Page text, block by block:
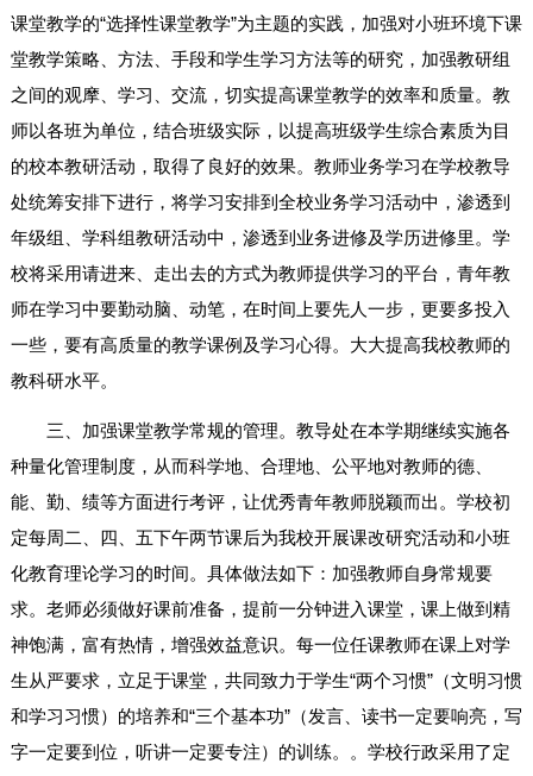
课堂教学的“选择性课堂教学”为主题的实践，加强对小班环境下课
堂教学策略、方法、手段和学生学习方法等的研究，加强教研组
之间的观摩、学习、交流，切实提高课堂教学的效率和质量。教
师以各班为单位，结合班级实际，以提高班级学生综合素质为目
的校本教研活动，取得了良好的效果。教师业务学习在学校教导
处统筹安排下进行，将学习安排到全校业务学习活动中，渗透到
年级组、学科组教研活动中，渗透到业务进修及学历进修里。学
校将采用请进来、走出去的方式为教师提供学习的平台，青年教
师在学习中要勤动脑、动笔，在时间上要先人一步，更要多投入
一些，要有高质量的教学课例及学习心得。大大提高我校教师的
教科研水平。
三、加强课堂教学常规的管理。教导处在本学期继续实施各
种量化管理制度，从而科学地、合理地、公平地对教师的德、
能、勤、绩等方面进行考评，让优秀青年教师脱颖而出。学校初
定每周二、四、五下午两节课后为我校开展课改研究活动和小班
化教育理论学习的时间。具体做法如下：加强教师自身常规要
求。老师必须做好课前准备，提前一分钟进入课堂，课上做到精
神饱满，富有热情，增强效益意识。每一位任课教师在课上对学
生从严要求，立足于课堂，共同致力于学生“两个习惯”（文明习惯
和学习习惯）的培养和“三个基本功”（发言、读书一定要响亮，写
字一定要到位，听讲一定要专注）的训练。。学校行政采用了定